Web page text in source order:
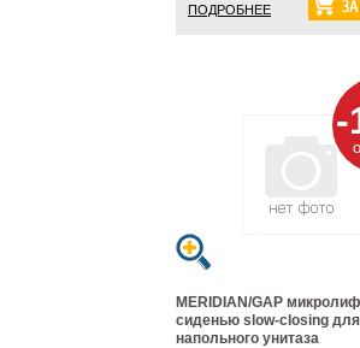
ПОДРОБНЕЕ
-
MERIDIAN/GAP
сиденью slow-closing для
напольного унитаза